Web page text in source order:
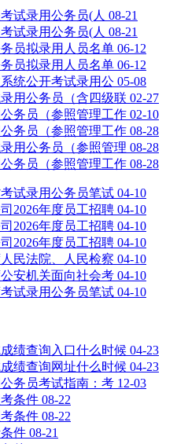
试录用公务员(人 08-21
试录用公务员(人 08-21
员拟录用人员名单 06-12
员拟录用人员名单 06-12
统公开考试录用公 05-08
用公务员（含四级联 02-27
务员（参照管理工作 02-10
务员（参照管理工作 08-28
用公务员（参照管理 08-28
务员（参照管理工作 08-28
试录用公务员笔试 04-10
2026年度员工招聘 04-10
2026年度员工招聘 04-10
2026年度员工招聘 04-10
民法院、人民检察 04-10
安机关面向社会考 04-10
试录用公务员笔试 04-10
绩查询入口什么时候 04-23
绩查询网址什么时候 04-23
务员考试指南：考 12-03
条件 08-22
条件 08-22
件 08-21